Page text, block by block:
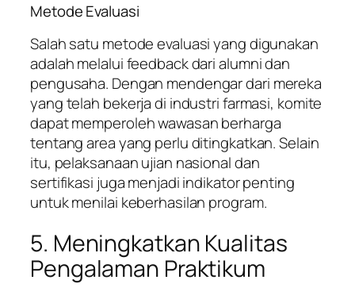
Metode Evaluasi
Salah satu metode evaluasi yang digunakan
adalah melalui feedback dari alumni dan
pengusaha. Dengan mendengar dari mereka
yang telah bekerja di industri farmasi, komite
dapat memperoleh wawasan berharga
tentang area yang perlu ditingkatkan. Selain
itu, pelaksanaan ujian nasional dan
sertifikasi juga menjadi indikator penting
untuk menilai keberhasilan program.
5. Meningkatkan Kualitas
Pengalaman Praktikum